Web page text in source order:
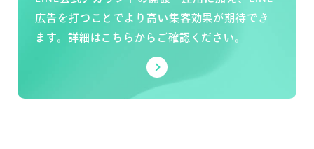
広告を打つことでより高い集客効果が期待でき
ます。詳細はこちらからご確認ください。